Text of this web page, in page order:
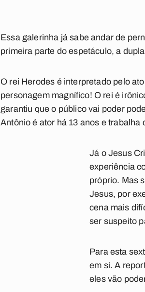
Essa galerinha já sabe andar de
primeira parte do espetáculo, a
O rei Herodes é interpretado pelo
personagem magnífico! O rei é
garantiu que o público vai poder
Antônio é ator há 13 anos e
Já o Jesus
experiência
próprio. Mas
Jesus, por
cena mais
ser suspeito
Para esta
em si. A
eles vão